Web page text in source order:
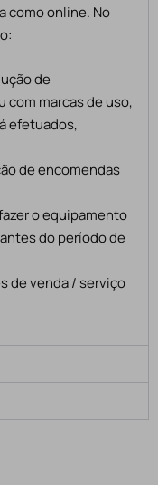
como online. No
de
marcas de uso,
efetuados,
de encomendas
o equipamento
do período de
de venda / serviço